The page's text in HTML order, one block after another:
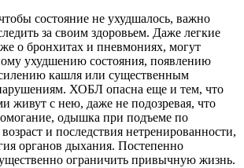
состояние не ухудшалось, важно
за своим здоровьем. Даже легкие
о бронхитах и пневмониях, могут
ухудшению состояния, появлению
кашля или существенным
ХОБЛ опасна еще и тем, что
живут с нею, даже не подозревая, что
одышка при подъеме по
и последствия нетренированности,
органов дыхания. Постепенно
ограничить привычную жизнь.